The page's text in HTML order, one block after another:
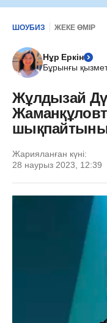
ШОУБИЗ ЖЕКЕ ӨМІР
Нұр Еркін
Бұрынғы
Жұлдызай
Жарияланған күні:
28 наурыз 2023, 12:39